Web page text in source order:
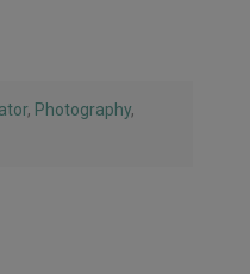
, Photography,